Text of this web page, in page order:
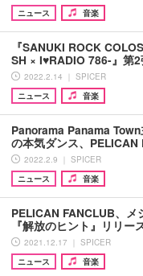
ニュース
音楽
『SANUKI ROCK
SH × I♥RADIO 786-』第
2022.2.14 ｜ SPICER
ニュース
音楽
Panorama Panama
の本気ダンス、
2022.2.9 ｜ SPICER
ニュース
音楽
PELICAN FANCLUB、
『解放のヒント』リリー
2021.12.17 ｜ SPICER
ニュース
音楽